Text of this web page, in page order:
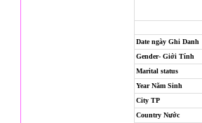
Date ngày Ghi Danh
Gender- Giới Tính
Marital status
Year Năm Sinh
City TP
Country Nước